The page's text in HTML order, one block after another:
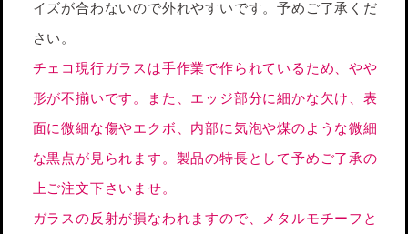
イズが合わないので外れやすいです。予めご了承くだ
さい。
チェコ現行ガラスは手作業で作られているため、やや
形が不揃いです。また、エッジ部分に細かな欠け、表
面に微細な傷やエクボ、内部に気泡や煤のような微細
な黒点が見られます。製品の特長として予めご了承の
上ご注文下さいませ。
ガラスの反射が損なわれますので、メタルモチーフと